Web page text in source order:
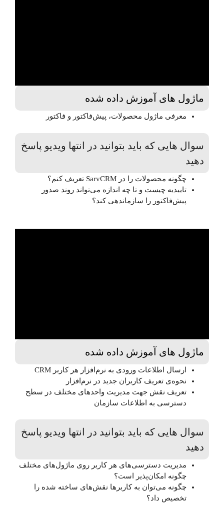
ماژول های آموزش داده شده
معرفی ماژول محصولات، پیش‌فاکتور و فاکتور
سوال هایی که باید بتوانید در انتها ویدیو پاسخ
دهید
چگونه محصولات‌ را در SarvCRM تعریف کنم؟
تاییدیه چیست و تا چه اندازه می‌تواند روند صدور
پیش‌فاکتور را سازماندهی کند؟
ماژول های آموزش داده شده
ارسال اطلاعات ورودی به نرم‌افزار هر کاربر CRM
نحوه‌ی تعریف کاربران جدید در نرم‌افزار
تعریف نقش جهت مدیریت واحدهای مختلف در سطح
دسترسی به اطلاعات سازمان
سوال هایی که باید بتوانید در انتها ویدیو پاسخ
دهید
مدیریت دسترسی‌های هر کاربر روی ماژول‌های مختلف
چگونه امکان‌پذیر است؟
چگونه می‌توان به کاربرها نقش‌های ساخته شده را
تخصیص داد؟